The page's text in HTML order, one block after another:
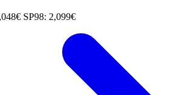
SP98: 2,099€